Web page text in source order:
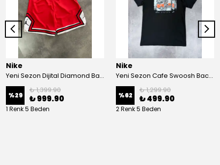
Nike
Yeni Sezon Dijital Diamond Basketboll Red Şort
%29
₺ 1,399.90
₺ 999.90
1 Renk 5 Beden
Nike
Yeni Sezon Cafe Swoosh Back To Print T-shirt
%62
₺ 1,299.90
₺ 499.90
2 Renk 5 Beden